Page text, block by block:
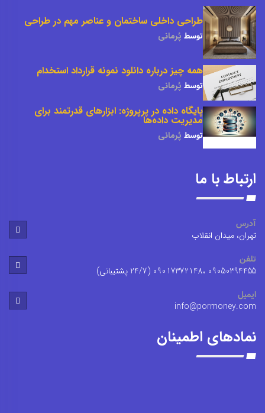
طراحی داخلی ساختمان و عناصر مهم در طراحی
توسط پُرمانی
همه چیز درباره دانلود نمونه قرارداد استخدام
توسط پُرمانی
پایگاه داده در پرپروژه: ابزارهای قدرتمند برای
مدیریت داده‌ها
توسط پُرمانی
ارتباط با ما
آدرس
تهران، میدان انقلاب
تلفن
09050394455 ،09017372148 (24/7 پشتیبانی)
ایمیل
info@pormoney.com
نمادهای اطمینان